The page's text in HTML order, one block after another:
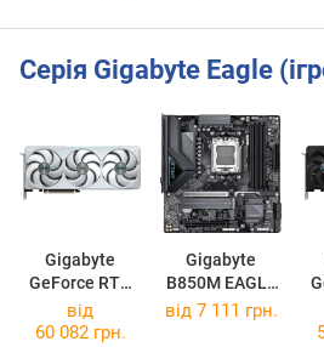
Серія Gigabyte Eagle
Gigabyte
GeForce RTX
5070 Ti EAGLE
OC ICE SFF 16G
Gigabyte
B850M EAGLE
WIFI6E
від
60 082 грн.
від 7 111 грн.